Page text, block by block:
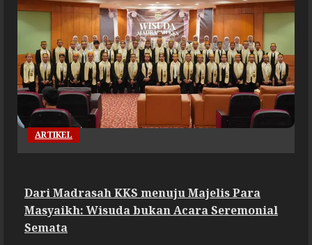
ARTIKEL
Dari Madrasah KKS menuju Majelis Para
Masyaikh: Wisuda bukan Acara Seremonial
Semata